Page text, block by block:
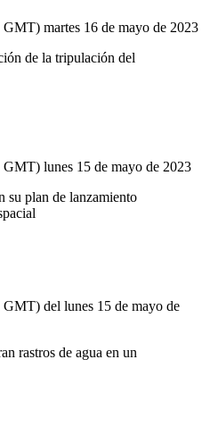
martes 16 de mayo de 2023
lunes 15 de mayo de 2023
del lunes 15 de mayo de